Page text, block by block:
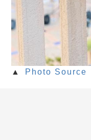
▲ Photo Source